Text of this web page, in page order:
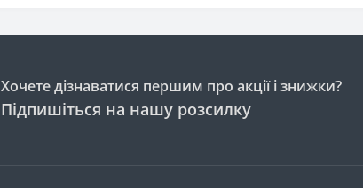
Хочете дізнаватися першим про акції і знижки?
Підпишіться на нашу розсилку